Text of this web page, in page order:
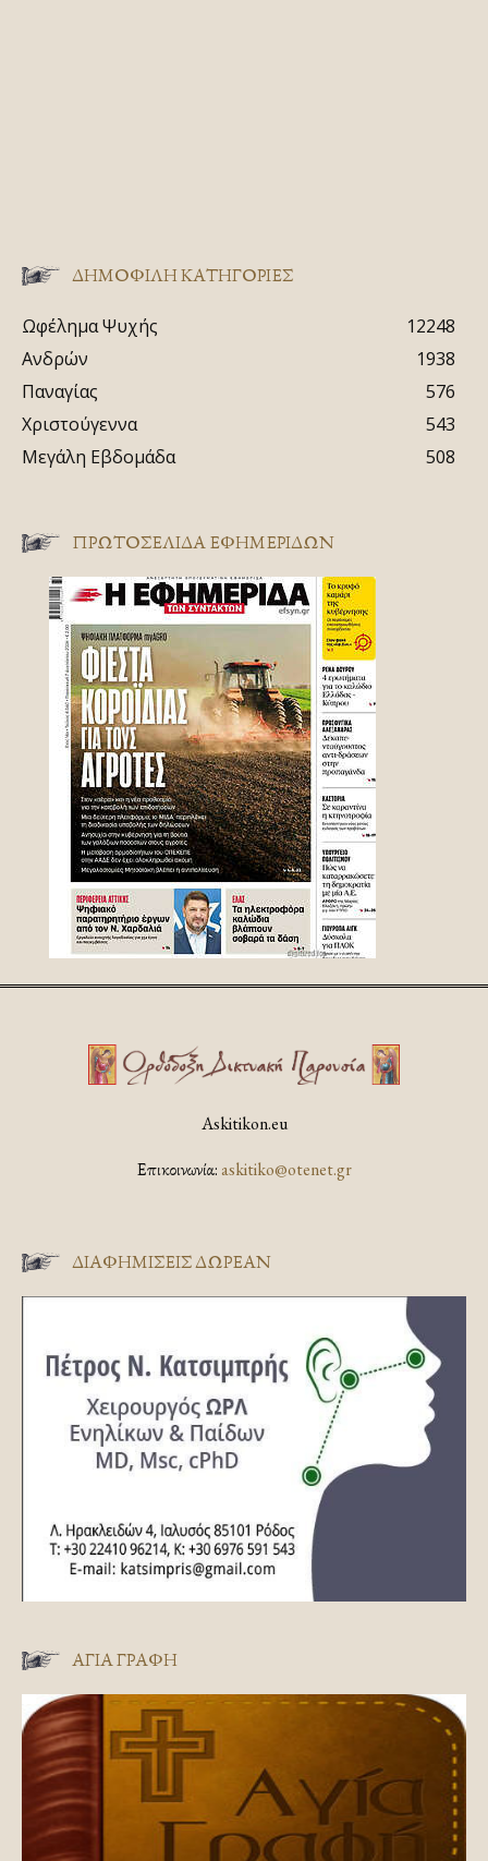
ΔΗΜΟΦΙΛΗ ΚΑΤΗΓΟΡΙΕΣ
Ωφέλημα Ψυχής
12248
Ανδρών
1938
Παναγίας
576
Χριστούγεννα
543
Μεγάλη Εβδομάδα
508
ΠΡΩΤΟΣΈΛΙΔΑ ΕΦΗΜΕΡΊΔΩΝ
Askitikon.eu
Επικοινωνία:askitiko@otenet.gr
ΔΙΑΦΗΜΊΣΕΙΣ ΔΩΡΕΆΝ
ΑΓΊΑ ΓΡΑΦΉ